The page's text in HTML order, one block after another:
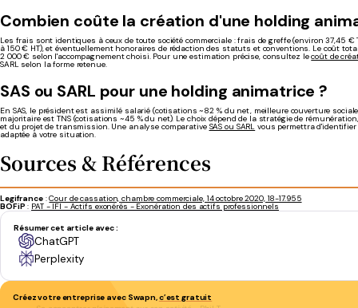
Combien coûte la création d'une holding
Les frais sont identiques à ceux de toute société commerciale : frais de greffe (environ 37,45 €
à 150 € HT), et éventuellement honoraires de rédaction des statuts et conventions. Le coût
2 000 € selon l'accompagnement choisi. Pour une estimation précise, consultez lecoût de
SARL selon la forme retenue.
SAS ou SARL pour une holding animatrice ?
En SAS, le président est assimilé salarié (cotisations ~82 % du net, meilleure couverture
majoritaire est TNS (cotisations ~45 % du net). Le choix dépend de la stratégie de
et du projet de transmission. Une analyse comparative SAS ou SARL vous permettra
adaptée à votre situation.
Sources & Références
Legifrance:Cour de cassation, chambre commerciale, 14 octobre 2020, 18-17.955
BOFiP : PAT - IFI - Actifs exonérés - Exonération des actifs professionnels
Résumer cet article avec :
ChatGPT
Perplexity
Créez votre entreprise avec Swapn,c’est gratuit